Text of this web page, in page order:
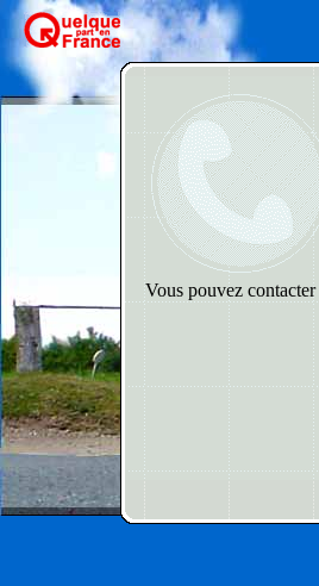
Vous pouvez